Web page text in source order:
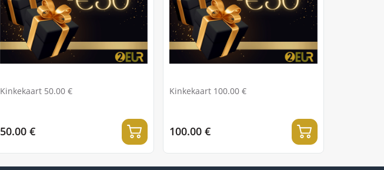
Kinkekaart 50.00 €
50.00 €
Kinkekaart 100.00 €
100.00 €